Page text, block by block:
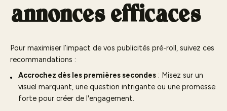
annonces efficaces
Pour maximiser l’impact de vos publicités pré-roll, suivez ces
recommandations :
Accrochez dès les premières secondes : Misez sur un
visuel marquant, une question intrigante ou une promesse
forte pour créer de l'engagement.